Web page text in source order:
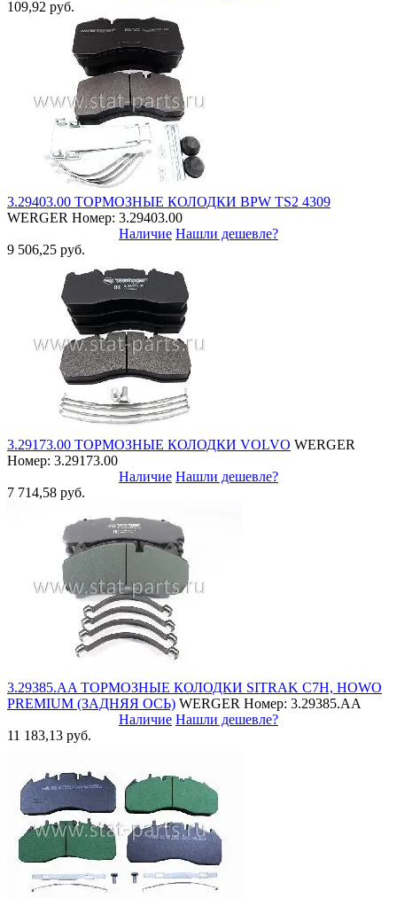
109,92 руб.
3.29403.00 ТОРМОЗНЫЕ КОЛОДКИ BPW TS2 4309
WERGER Номер: 3.29403.00
Наличие Нашли дешевле?
9 506,25 руб.
3.29173.00 ТОРМОЗНЫЕ КОЛОДКИ VOLVO WERGER
Номер: 3.29173.00
Наличие Нашли дешевле?
7 714,58 руб.
3.29385.AA ТОРМОЗНЫЕ КОЛОДКИ SITRAK C7H, HOWO
PREMIUM (ЗАДНЯЯ ОСЬ) WERGER Номер: 3.29385.AA
Наличие Нашли дешевле?
11 183,13 руб.